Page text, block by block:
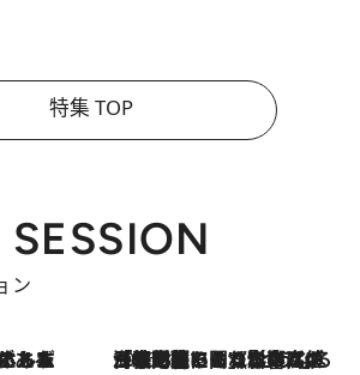
特集 TOP
ン
2026.8.3
「住宅建てられない…」「サーチャージ料の高値が続いている」ホルムズ海峡封鎖による影響はいつまで続く？《エネルギー専門家に聞く“どうなる日本の暮らし”》